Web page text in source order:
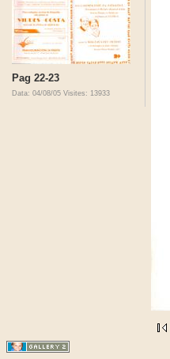
Pag 22-23
Data: 04/08/05 Visites: 13933